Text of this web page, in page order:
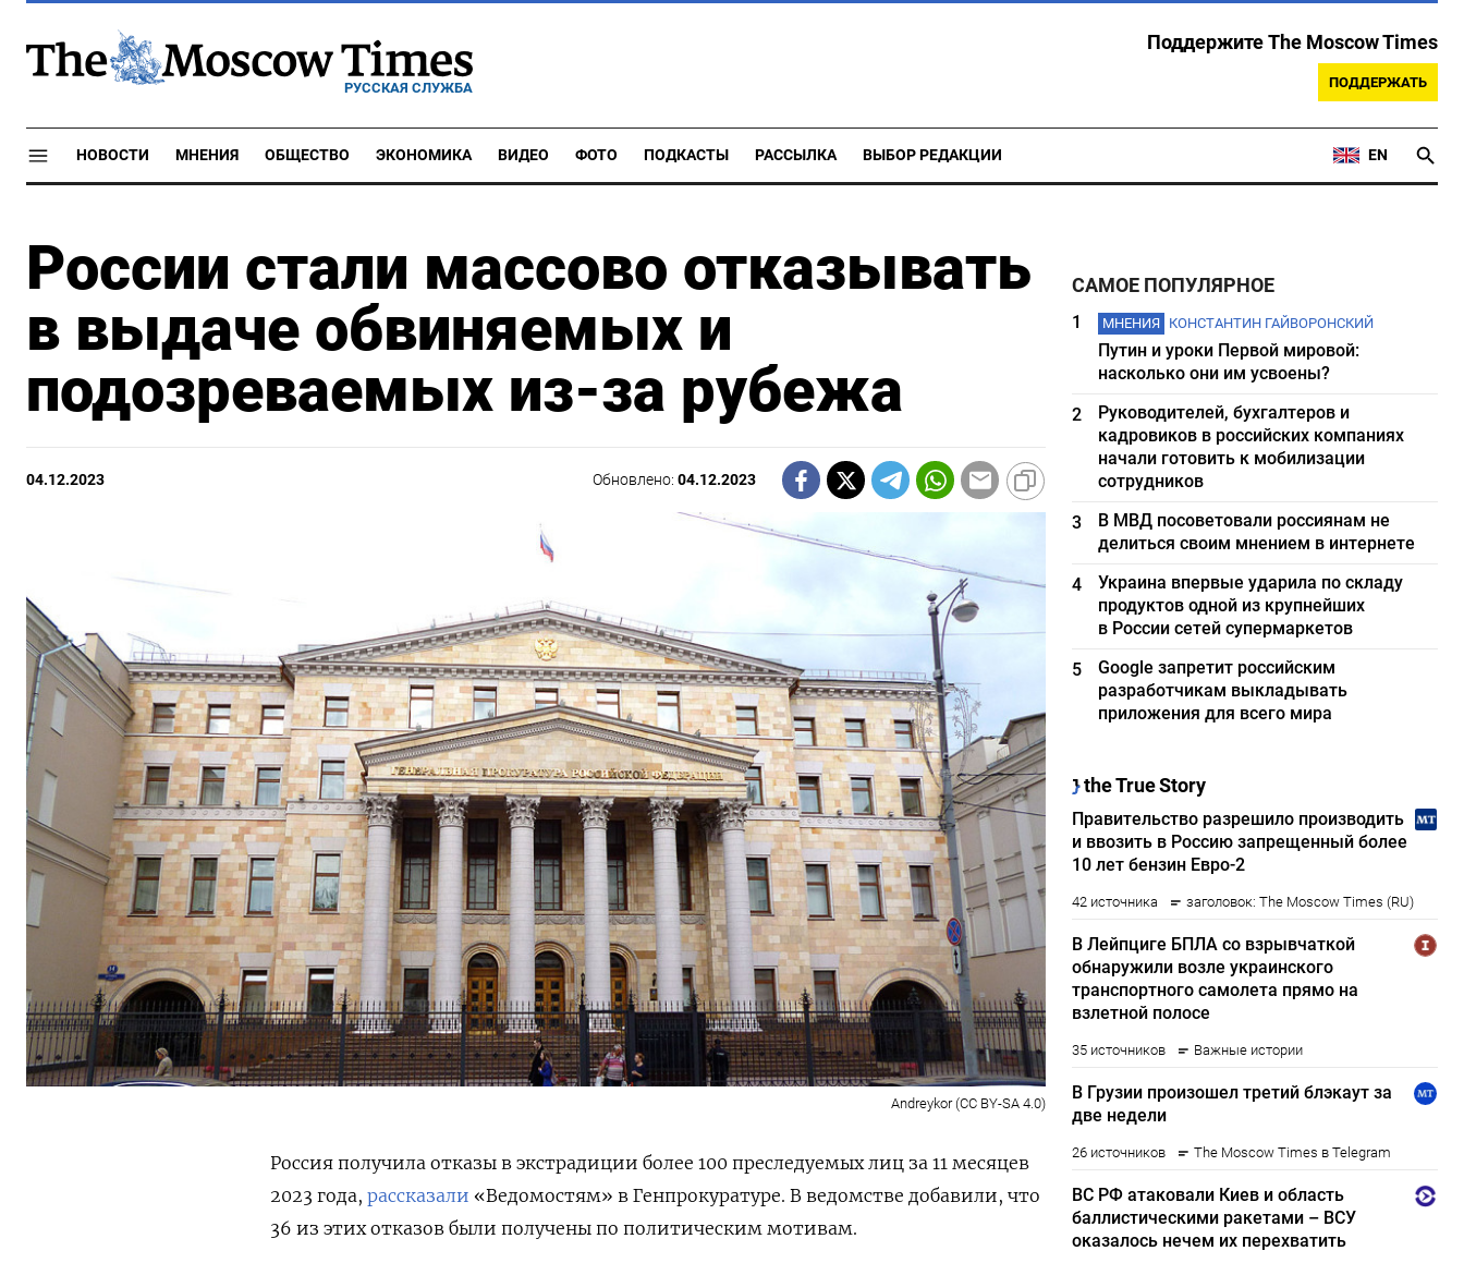
РУССКАЯ СЛУЖБА
Поддержите The Moscow Times
ПОДДЕРЖАТЬ
НОВОСТИ МНЕНИЯ ОБЩЕСТВО ЭКОНОМИКА ВИДЕО ФОТО ПОДКАСТЫ РАССЫЛКА ВЫБОР РЕДАКЦИИ EN
России стали массово отказывать
в выдаче обвиняемых и
подозреваемых из-за рубежа
04.12.2023 Обновлено:04.12.2023
Andreykor (CC BY-SA 4.0)
Россия получила отказы в экстрадиции более 100 преследуемых лиц за 11 месяцев
2023 года, рассказали «Ведомостям» в Генпрокуратуре. В ведомстве добавили, что
36 из этих отказов были получены по политическим мотивам.
САМОЕ ПОПУЛЯРНОЕ
1 МНЕНИЯ КОНСТАНТИН ГАЙВОРОНСКИЙ
Путин и уроки Первой мировой:
насколько они им усвоены?
2
Руководителей, бухгалтеров и
кадровиков в российских компаниях
начали готовить к мобилизации
сотрудников
3
В МВД посоветовали россиянам не
делиться своим мнением в интернете
4
Украина впервые ударила по складу
продуктов одной из крупнейших
в России сетей супермаркетов
5
Google запретит российским
разработчикам выкладывать
приложения для всего мира